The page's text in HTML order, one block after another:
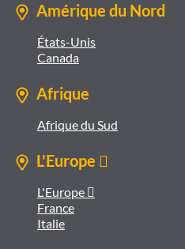
Amérique du Nord
États-Unis
Canada
Afrique
Afrique du Sud
L'Europe 
L'Europe 
France
Italie